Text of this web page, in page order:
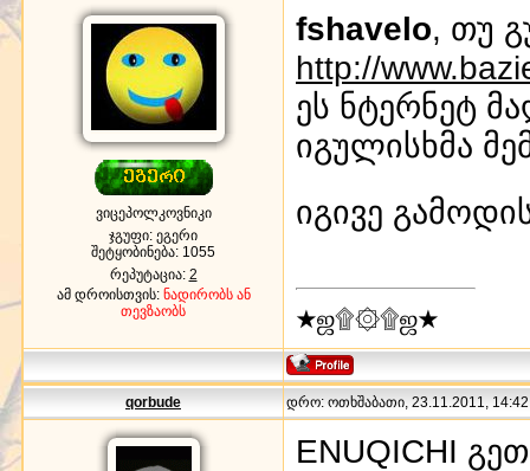
ვიცეპოლკოვნიკი
ჯგუფი: ეგერი
შეტყობინება: 1055
რეპუტაცია: 2
ამ დროისთვის: ნადირობს ან
თევზაობს
fshavelo, თუ
http://
ეს ნტერნეტ
იგულისხმა
იგივე
★ஜ۩۞۩ஜ★
qorbude დრო: ოთხშაბათი, 23.11.2011,
ENUQICHI